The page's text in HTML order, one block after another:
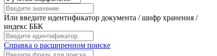
Или введите идентификатор документа / шифр хранения /
индекс ББК
Справка о расширенном поиске